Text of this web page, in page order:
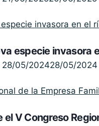
especie invasora
28/05/202428/05/2024
el V Congreso